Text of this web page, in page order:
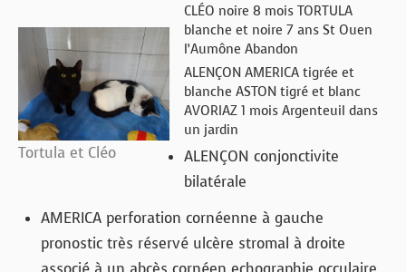
Tortula et Cléo
CLÉO noire 8 mois TORTULA
blanche et noire 7 ans St Ouen
l’Aumône Abandon
ALENÇON AMERICA tigrée et
blanche ASTON tigré et blanc
AVORIAZ 1 mois Argenteuil dans
un jardin
ALENÇON conjonctivite
bilatérale
AMERICA perforation cornéenne à gauche
pronostic très réservé ulcère stromal à droite